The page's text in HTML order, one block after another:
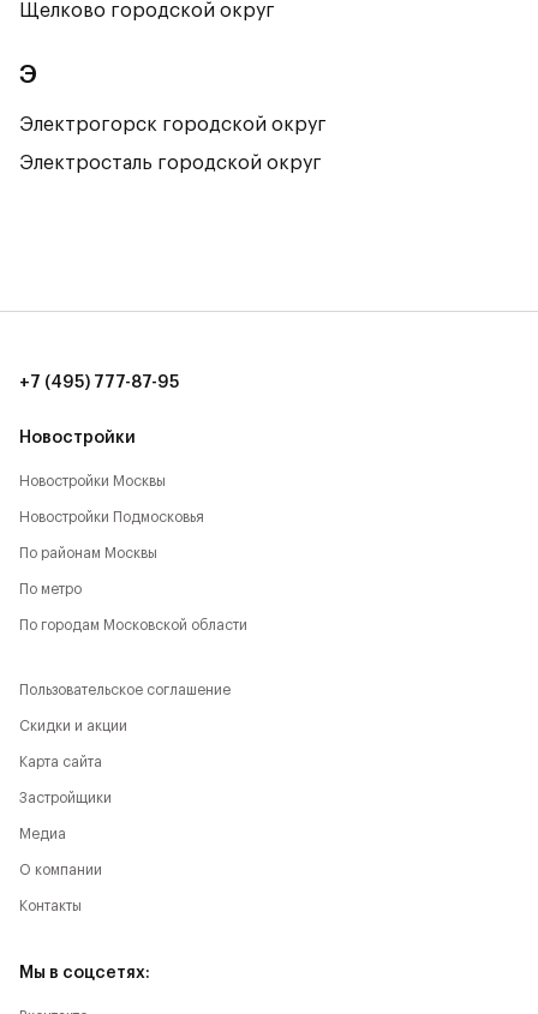
Щелково городской округ
Э
Электрогорск городской округ
Электросталь городской округ
Новостройки
Новостройки Москвы
Новостройки Подмосковья
По районам Москвы
По метро
По городам Московской области
+7 (495) 777-87-95
Пользовательское соглашение
Скидки и акции
Карта сайта
Застройщики
Медиа
О компании
Контакты
Мы в соцсетях: